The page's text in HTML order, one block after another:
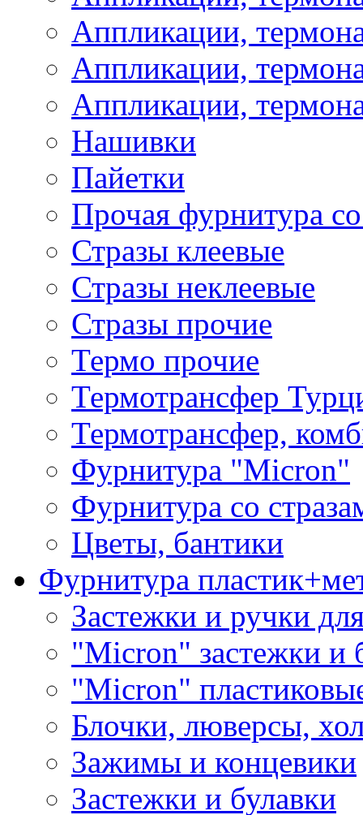
Аппликации,
Аппликации,
Аппликации,
Нашивки
Пайетки
Прочая фурнитура
Стразы клеевые
Стразы неклеевые
Стразы прочие
Термо прочие
Термотрансфер
Термотрансфер,
Фурнитура "Micron"
Фурнитура со
Цветы, бантики
Фурнитура
Застежки и ручки
"Micron" застежки и
"Micron"
Блочки, люверсы,
Зажимы и концевики
Застежки и булавки